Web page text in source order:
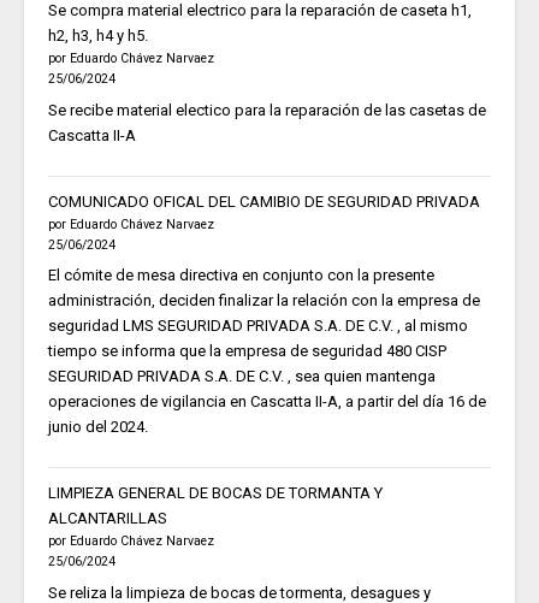
Se compra material electrico para la reparación de caseta h1,
h2, h3, h4 y h5.
por Eduardo Chávez Narvaez
25/06/2024
Se recibe material electico para la reparación de las casetas de
Cascatta II-A
COMUNICADO OFICAL DEL CAMIBIO DE SEGURIDAD PRIVADA
por Eduardo Chávez Narvaez
25/06/2024
El cómite de mesa directiva en conjunto con la presente
administración, deciden finalizar la relación con la empresa de
seguridad LMS SEGURIDAD PRIVADA S.A. DE C.V. , al mismo
tiempo se informa que la empresa de seguridad 480 CISP
SEGURIDAD PRIVADA S.A. DE C.V. , sea quien mantenga
operaciones de vigilancia en Cascatta II-A, a partir del día 16 de
junio del 2024.
LIMPIEZA GENERAL DE BOCAS DE TORMANTA Y
ALCANTARILLAS
por Eduardo Chávez Narvaez
25/06/2024
Se reliza la limpieza de bocas de tormenta, desagues y